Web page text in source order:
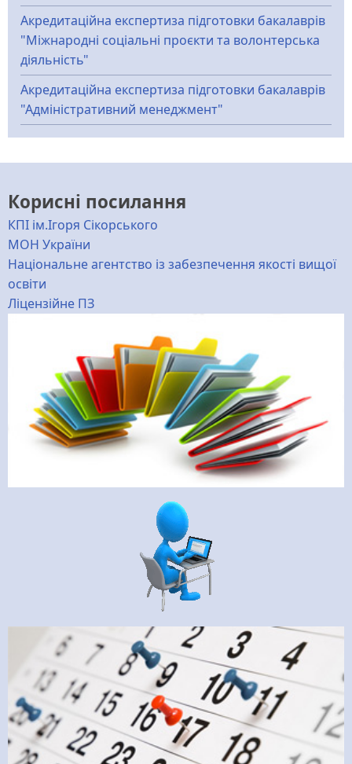
Акредитаційна експертиза підготовки бакалаврів
"Міжнародні соціальні проєкти та волонтерська
діяльність"
Акредитаційна експертиза підготовки бакалаврів
"Адміністративний менеджмент"
Корисні посилання
КПІ ім.Ігоря Сікорського
МОН України
Національне агентство із забезпечення якості вищої
освіти
Ліцензійне ПЗ